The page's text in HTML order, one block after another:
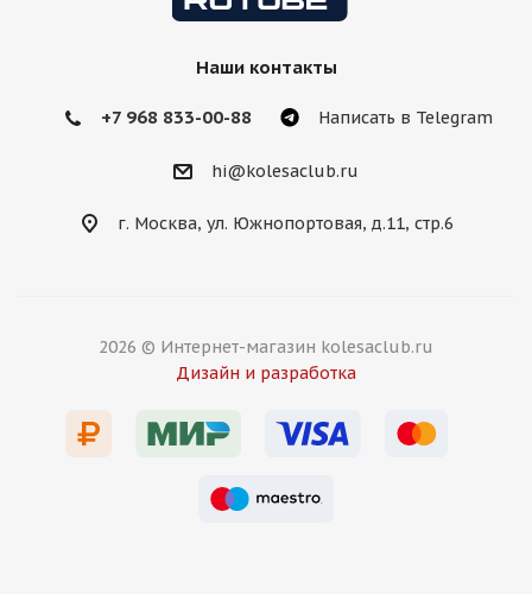
Наши контакты
+7 968 833-00-88 Написать в Telegram
hi@kolesaclub.ru
г. Москва, ул. Южнопортовая, д.11, стр.6
2026 © Интернет-магазин kolesaclub.ru
Дизайн и разработка